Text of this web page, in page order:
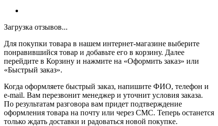
Загрузка отзывов...
Для покупки товара в нашем интернет-магазине выберите
понравившийся товар и добавьте его в корзину. Далее
перейдите в Корзину и нажмите на «Оформить заказ» или
«Быстрый заказ».
Когда оформляете быстрый заказ, напишите ФИО, телефон и
e-mail. Вам перезвонит менеджер и уточнит условия заказа.
По результатам разговора вам придет подтверждение
оформления товара на почту или через СМС. Теперь останется
только ждать доставки и радоваться новой покупке.